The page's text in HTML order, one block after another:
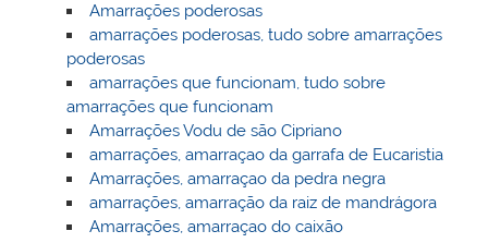
Amarrações poderosas
amarrações poderosas, tudo sobre amarrações
poderosas
amarrações que funcionam, tudo sobre
amarrações que funcionam
Amarrações Vodu de são Cipriano
amarrações, amarraçao da garrafa de Eucaristia
Amarrações, amarraçao da pedra negra
amarrações, amarração da raiz de mandrágora
Amarrações, amarraçao do caixão